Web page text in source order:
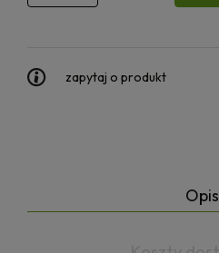
zapytaj o produkt
Opis